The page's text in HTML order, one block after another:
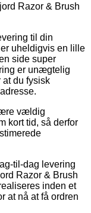
Razor & Brush
til din
uheldigvis en lille
side super
er unægtelig
du fysisk
vældig
kort tid, så derfor
til-dag levering
Razor & Brush
inden et
at nå at få ordren